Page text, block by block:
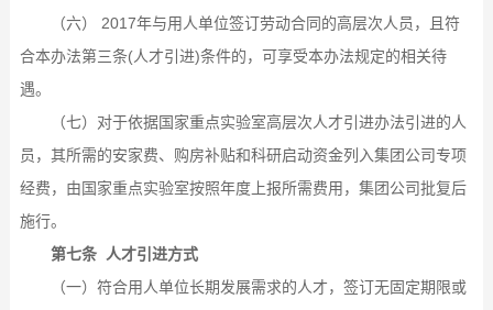
（六） 2017年与用人单位签订劳动合同的高层次人员，且符
合本办法第三条(人才引进)条件的，可享受本办法规定的相关待
遇。
（七）对于依据国家重点实验室高层次人才引进办法引进的人
员，其所需的安家费、购房补贴和科研启动资金列入集团公司专项
经费，由国家重点实验室按照年度上报所需费用，集团公司批复后
施行。
第七条 人才引进方式
（一）符合用人单位长期发展需求的人才，签订无固定期限或